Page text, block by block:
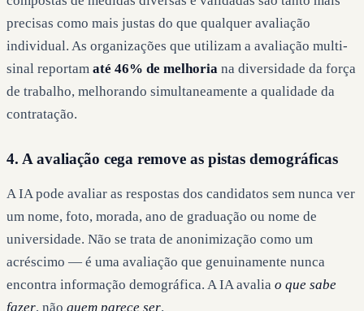
precisas como mais justas do que qualquer avaliação
individual. As organizações que utilizam a avaliação multi-
sinal reportam até 46% de melhoria na diversidade da força
de trabalho, melhorando simultaneamente a qualidade da
contratação.
4. A avaliação cega remove as pistas demográficas
A IA pode avaliar as respostas dos candidatos sem nunca ver
um nome, foto, morada, ano de graduação ou nome de
universidade. Não se trata de anonimização como um
acréscimo — é uma avaliação que genuinamente nunca
encontra informação demográfica. A IA avalia o que sabe
fazer, não quem parece ser.